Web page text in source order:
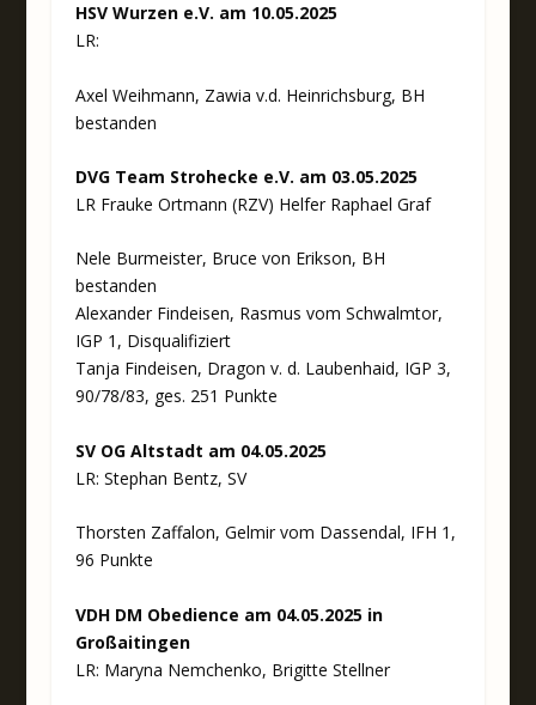
HSV Wurzen e.V. am 10.05.2025
LR:
Axel Weihmann, Zawia v.d. Heinrichsburg, BH
bestanden
DVG Team Strohecke e.V. am 03.05.2025
LR Frauke Ortmann (RZV) Helfer Raphael Graf
Nele Burmeister, Bruce von Erikson, BH
bestanden
Alexander Findeisen, Rasmus vom Schwalmtor,
IGP 1, Disqualifiziert
Tanja Findeisen, Dragon v. d. Laubenhaid, IGP 3,
90/78/83, ges. 251 Punkte
SV OG Altstadt am 04.05.2025
LR: Stephan Bentz, SV
Thorsten Zaffalon, Gelmir vom Dassendal, IFH 1,
96 Punkte
VDH DM Obedience am 04.05.2025 in
Großaitingen
LR: Maryna Nemchenko, Brigitte Stellner